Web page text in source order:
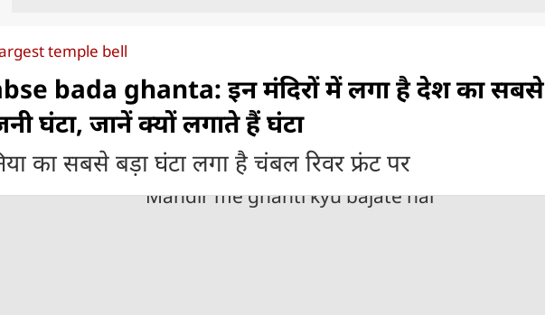
temple bell
bada ghanta: इन मंदिरों में लगा है देश का सबसे
घंटा, जानें क्यों लगाते हैं घंटा
का सबसे बड़ा घंटा लगा है चंबल रिवर फ्रंट पर